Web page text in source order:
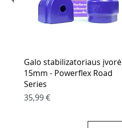
Greita peržiūra
Galo stabilizatoriaus įvorė
15mm - Powerflex Road
Series
Kaina
35,99 €